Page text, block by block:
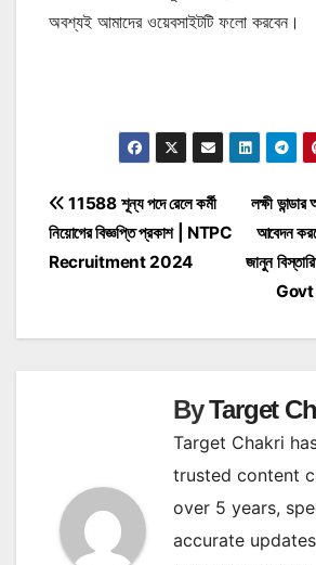
অবশ্যই আমাদের ওয়েবসাইটটি ফলো করবেন।
Post
navigation
লক্ষী
আবেদন
জানুন
11588 শূন্য পদে রেলে কর্মী
নিয়োগের বিজ্ঞপ্তি প্রকাশ | NTPC
Recruitment 2024
ByTarget
Target Chakri
trusted content
over 5 years,
accurate